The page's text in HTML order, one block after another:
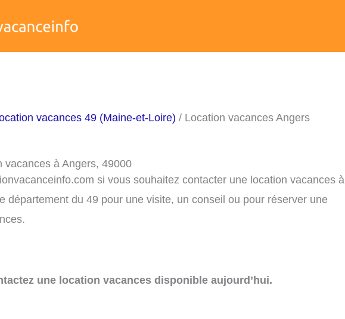
vacances 49 (Maine-et-Loire) / Location vacances Angers
vacances à Angers, 49000
si vous souhaitez contacter une location vacances à
département du 49 pour une visite, un conseil ou pour réserver une
une location vacances disponible aujourd’hui.